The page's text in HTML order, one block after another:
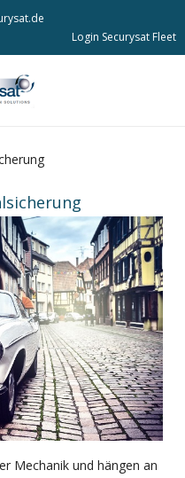
Login Securysat Fleet
Mechanik und hängen an